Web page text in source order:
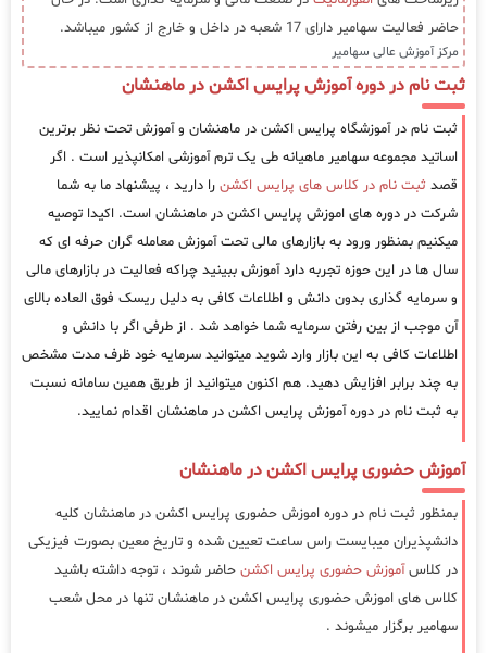
حاضر فعالیت سهامیر دارای 17 شعبه در داخل و خارج از کشور میباشد.
مرکز آموزش عالی سهامیر
ثبت نام در دوره آموزش پرایس اکشن در ماهنشان
ثبت نام در آموزشگاه پرایس اکشن در ماهنشان و آموزش تحت نظر برترین
اساتید مجموعه سهامیر ماهیانه طی یک ترم آموزشی امکانپذیر است . اگر
قصد ثبت نام در کلاس های پرایس اکشن را دارید ، پیشنهاد ما به شما
شرکت در دوره های اموزش پرایس اکشن در ماهنشان است. اکیدا توصیه
میکنیم بمنظور ورود به بازارهای مالی تحت آموزش معامله گران حرفه ای که
سال ها در این حوزه تجربه دارد آموزش ببینید چراکه فعالیت در بازارهای مالی
و سرمایه گذاری بدون دانش و اطلاعات کافی به دلیل ریسک فوق العاده بالای
آن موجب از بین رفتن سرمایه شما خواهد شد . از طرفی اگر با دانش و
اطلاعات کافی به این بازار وارد شوید میتوانید سرمایه خود ظرف مدت مشخص
به چند برابر افزایش دهید. هم اکنون میتوانید از طریق همین سامانه نسبت
به ثبت نام در دوره آموزش پرایس اکشن در ماهنشان اقدام نمایید.
آموزش حضوری پرایس اکشن در ماهنشان
بمنظور ثبت نام در دوره اموزش حضوری پرایس اکشن در ماهنشان کلیه
دانشپذیران میبایست راس ساعت تعیین شده و تاریخ معین بصورت فیزیکی
در کلاسآموزش حضوری پرایس اکشن حاضر شوند ، توجه داشته باشید
کلاس های اموزش حضوری پرایس اکشن در ماهنشان تنها در محل شعب
سهامیر برگزار میشوند .